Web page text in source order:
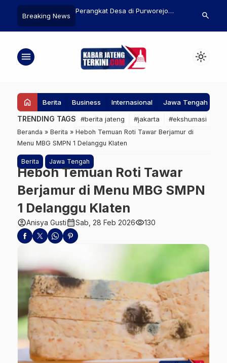
Breaking News
Ada Sejak Dulu
Perangkat Desa di Purworejo
Diduga Mesum di Toilet
Punya
Eksplorasi
search
menu light_mode
home Berita Business Internasional Jawa Tengah
TRENDING TAGS #berita jateng #jakarta #ekshumasi
Beranda » Berita » Heboh Temuan Roti Tawar Berjamur di
Menu MBG SMPN 1 Delanggu Klaten
Berita Jawa Tengah
Heboh Temuan Roti Tawar
Berjamur di Menu MBG SMPN
1 Delanggu Klaten
account_circleAnisya Gusticalendar_monthSab, 28 Feb 2026visibility130